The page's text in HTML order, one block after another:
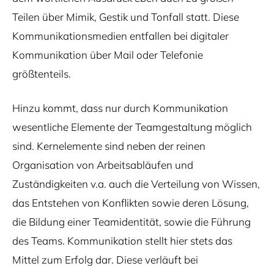
Teilen über Mimik, Gestik und Tonfall statt. Diese
Kommunikationsmedien entfallen bei digitaler
Kommunikation über Mail oder Telefonie
größtenteils.
Hinzu kommt, dass nur durch Kommunikation
wesentliche Elemente der Teamgestaltung möglich
sind. Kernelemente sind neben der reinen
Organisation von Arbeitsabläufen und
Zuständigkeiten v.a. auch die Verteilung von Wissen,
das Entstehen von Konflikten sowie deren Lösung,
die Bildung einer Teamidentität, sowie die Führung
des Teams. Kommunikation stellt hier stets das
Mittel zum Erfolg dar. Diese verläuft bei